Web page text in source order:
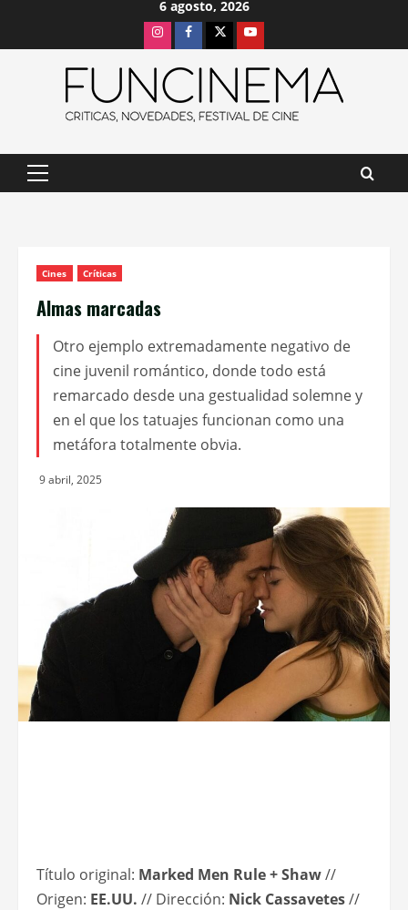
6 agosto, 2026
InstagramFacebook
X Youtube
Menú
Cines Críticas
Almas marcadas
Otro ejemplo extremadamente negativo de
cine juvenil romántico, donde todo está
remarcado desde una gestualidad solemne y
en el que los tatuajes funcionan como una
metáfora totalmente obvia.
9 abril, 2025
Título original: Marked Men Rule + Shaw//
Origen: EE.UU. // Dirección: Nick Cassavetes//